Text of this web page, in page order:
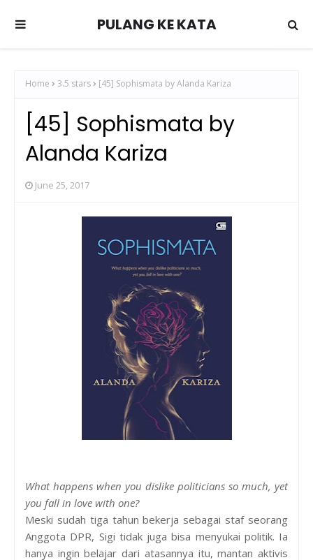
PULANG KE KATA
Home 3.5 stars [45] Sophismata by Alanda Kariza
[45] Sophismata by
Alanda Kariza
June 25, 2017
What happens when you dislike politicians so much, yet
you fall in love with one?
Meski sudah tiga tahun bekerja sebagai staf seorang
Anggota DPR, Sigi tidak juga bisa menyukai politik. Ia
hanya ingin belajar dari atasannya itu, mantan aktivis